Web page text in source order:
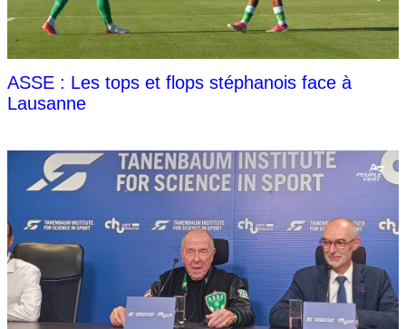
ASSE : Les tops et flops stéphanois face à
Lausanne